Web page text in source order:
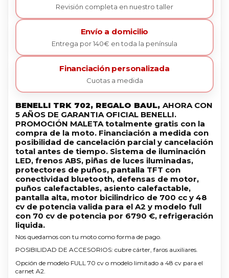
Revisión completa en nuestro taller
Envío a domicilio
Entrega por 140€ en toda la península
Financiación personalizada
Cuotas a medida
BENELLI TRK 702, REGALO BAUL, AHORA CON
5 AÑOS DE GARANTIA OFICIAL BENELLI.
PROMOCIÓN MALETA totalmente gratis con la
compra de la moto. Financiación a medida con
posibilidad de cancelación parcial y cancelación
total antes de tiempo. Sistema de iluminación
LED, frenos ABS, piñas de luces iluminadas,
protectores de puños, pantalla TFT con
conectividad bluetooth, defensas de motor,
puños calefactables, asiento calefactable,
pantalla alta, motor bicilindrico de 700 cc y 48
cv de potencia valida para el A2 y modelo full
con 70 cv de potencia por 6790 €, refrigeración
liquida.
Nos quedamos con tu moto como forma de pago.
POSIBILIDAD DE ACCESORIOS: cubre cárter, faros auxiliares.
Opción de modelo FULL 70 cv o modelo limitado a 48 cv para el
carnet A2.